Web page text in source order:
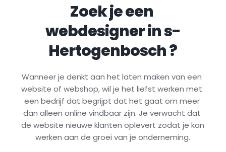
Zoek je een
webdesigner in s-
Hertogenbosch ?
Wanneer je denkt aan het laten maken van een
website of webshop, wil je het liefst werken met
een bedrijf dat begrijpt dat het gaat om meer
dan alleen online vindbaar zijn. Je verwacht dat
de website nieuwe klanten oplevert zodat je kan
werken aan de groei van je onderneming.